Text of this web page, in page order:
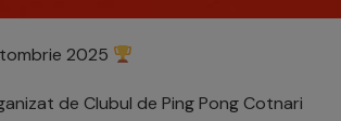
2025
de Clubul de Ping Pong Cotnari